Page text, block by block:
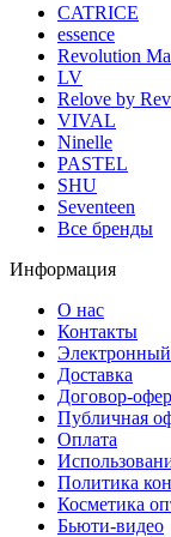
CATRICE
essence
Revolution
LV
Relove by
VIVAL
Ninelle
PASTEL
SHU
Seventeen
Все бренды
Информация
О нас
Контакты
Доставка
Договор-
Публичная
Оплата
Политика
Косметика
Бьюти-видео